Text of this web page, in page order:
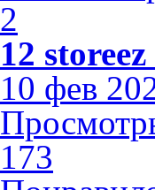
2
12
10 фев
173